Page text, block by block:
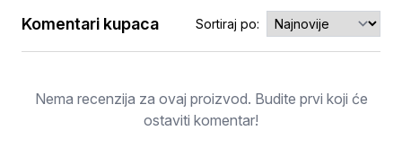
Ocjena
Komentari kupaca Sortiraj po:
Nema recenzija za ovaj proizvod. Budite prvi koji će
ostaviti komentar!